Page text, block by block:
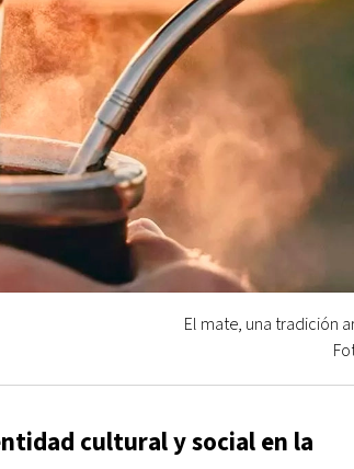
El mate, una tradición
cultural y social en la